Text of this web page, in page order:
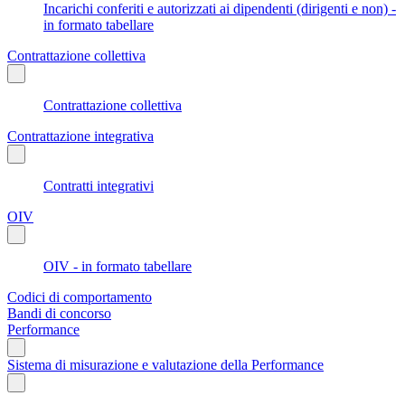
Incarichi conferiti e autorizzati ai dipendenti (dirigenti e non) -
in formato tabellare
Contrattazione collettiva
Contrattazione collettiva
Contrattazione integrativa
Contratti integrativi
OIV
OIV - in formato tabellare
Codici di comportamento
Bandi di concorso
Performance
Sistema di misurazione e valutazione della Performance